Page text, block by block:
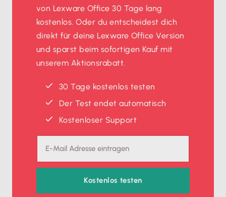
von Lexware Office 30 Tage lang
kostenlos. Oder du entscheidest dich
direkt für deine Lexware Office Version
und sparst beim sofortigen Kauf mit
unserem Aktionsrabatt.
30 Tage kostenlos testen
Der Test endet automatisch
Kostenloser Support
Kostenlos testen